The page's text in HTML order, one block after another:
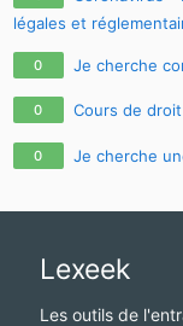
légales et
covid-19 / sars-cov-2
0 Je cherche
0 Cours de
0 Je cherche
Lexeek
Les outils de